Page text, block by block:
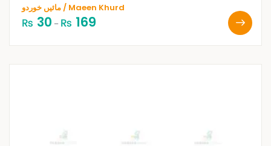
مائیں خوردو / Maeen Khurd
₨ 30 – ₨ 169